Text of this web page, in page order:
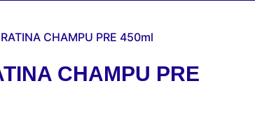
CHAMPU PRE 450ml
CHAMPU PRE